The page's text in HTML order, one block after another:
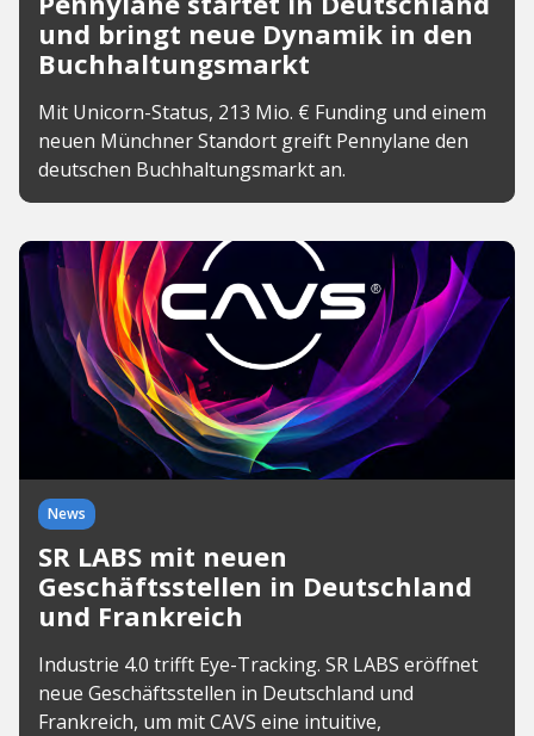
und bringt neue Dynamik in den
Buchhaltungsmarkt
Mit Unicorn-Status, 213 Mio. € Funding und einem
neuen Münchner Standort greift Pennylane den
deutschen Buchhaltungsmarkt an.
News
SR LABS mit neuen
Geschäftsstellen in Deutschland
und Frankreich
Industrie 4.0 trifft Eye-Tracking. SR LABS eröffnet
neue Geschäftsstellen in Deutschland und
Frankreich, um mit CAVS eine intuitive,